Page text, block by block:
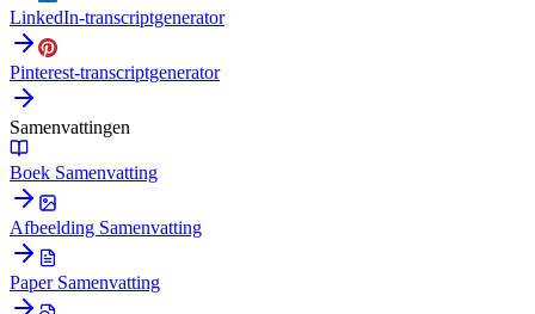
LinkedIn-transcriptgenerator
Pinterest-transcriptgenerator
Samenvattingen
Boek Samenvatting
Afbeelding Samenvatting
Paper Samenvatting